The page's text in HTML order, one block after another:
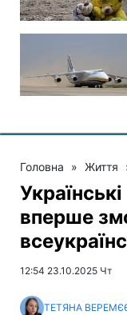
Головна » Життя
вперше
12:54 23.10.2025 Чт
ТЕТЯНА